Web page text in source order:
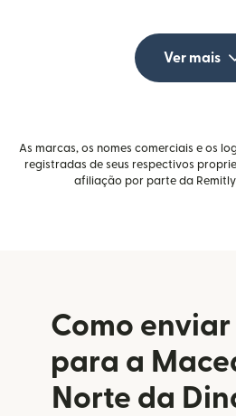
Ver mais
As marcas, os nomes comerciais e os
registradas de seus respectivos
afiliação por parte da Remitly
Como
para a
Norte da